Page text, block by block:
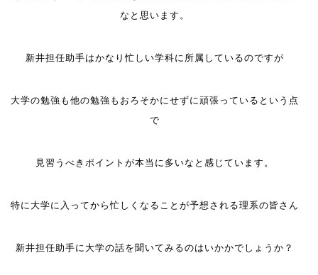
なと思います。
新井担任助手はかなり忙しい学科に所属しているのですが
大学の勉強も他の勉強もおろそかにせずに頑張っているという点
で
見習うべきポイントが本当に多いなと感じています。
特に大学に入ってから忙しくなることが予想される理系の皆さん
新井担任助手に大学の話を聞いてみるのはいかかでしょうか？